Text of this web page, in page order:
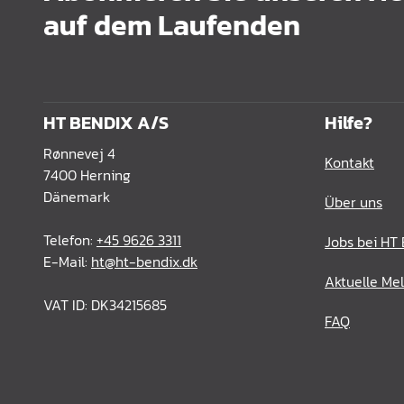
Schrankrohre &
Leisten Profile
Elektro Artikel
Chemie & Reparatur
Werkzeug
Verpackung
auf dem Laufenden
HT BENDIX A/S
Rønnevej 4
7400 Herning
Dänemark
Telefon: +45 9626 3311
E-Mail: ht@ht-bendix.dk
VAT ID: DK34215685
Hilfe?
Kontakt
Über uns
Jobs bei HT
Aktuelle
FAQ